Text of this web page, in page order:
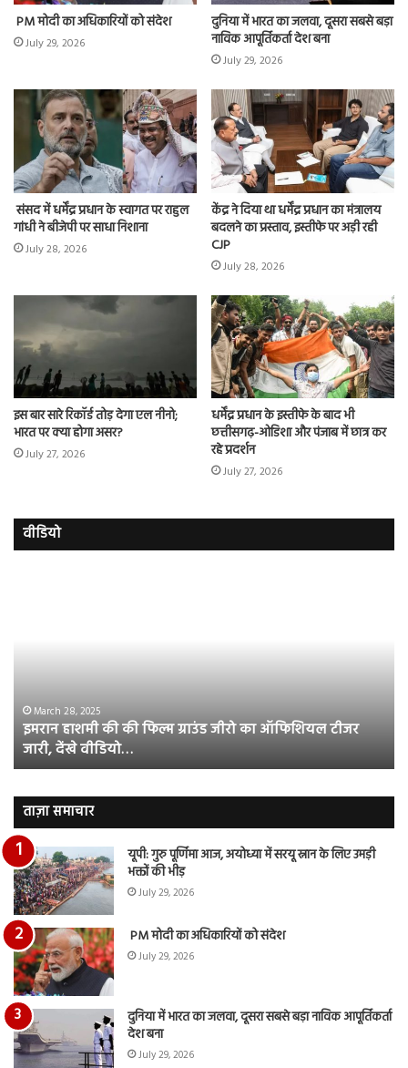
PM मोदी का अधिकारियों को संदेश
July 29, 2026
दुनिया में भारत का जलवा, दूसरा सबसे बड़ा
नाविक आपूर्तिकर्ता देश बना
July 29, 2026
संसद में धर्मेंद्र प्रधान के स्वागत पर राहुल
गांधी ने बीजेपी पर साधा निशाना
July 28, 2026
केंद्र ने दिया था धर्मेंद्र प्रधान का मंत्रालय
बदलने का प्रस्ताव, इस्तीफे पर अड़ी रही
CJP
July 28, 2026
इस बार सारे रिकॉर्ड तोड़ देगा एल नीनो;
भारत पर क्या होगा असर?
July 27, 2026
धर्मेंद्र प्रधान के इस्तीफे के बाद भी
छत्तीसगढ़-ओडिशा और पंजाब में छात्र कर
रहे प्रदर्शन
July 27, 2026
वीडियो
का
ऑफिशियल
टीजर
जारी,
वीडियो…
March 28, 2025
इमरान हाशमी की की फिल्म ग्राउंड जीरो का ऑफिशियल टीजर
जारी, देंखे वीडियो…
ताज़ा समाचार
यूपी: गुरु पूर्णिमा आज, अयोध्या में सरयू स्नान के लिए उमड़ी
भक्तों की भीड़
July 29, 2026
PM मोदी का अधिकारियों को संदेश
July 29, 2026
दुनिया में भारत का जलवा, दूसरा सबसे बड़ा नाविक आपूर्तिकर्ता
देश बना
July 29, 2026